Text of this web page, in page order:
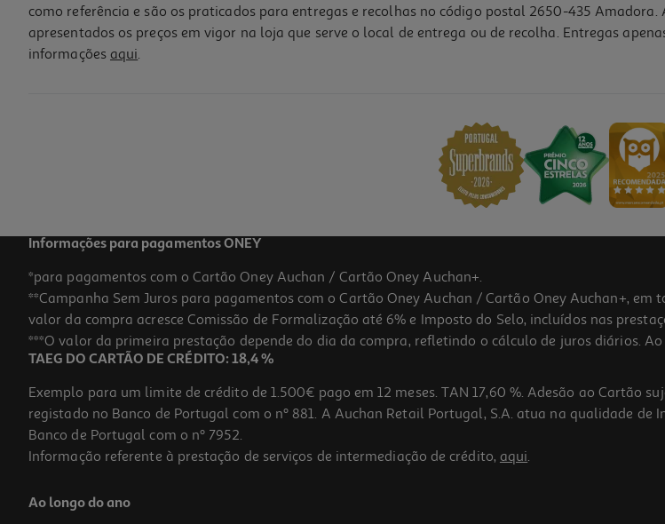
como referência e são os praticados para entregas e recolhas no código postal 2650-435
apresentados os preços em vigor na loja que serve o local de entrega ou de recolha. Entregas
informações aqui.
Informações para pagamentos ONEY
*para pagamentos com o Cartão Oney Auchan / Cartão Oney Auchan+.
**Campanha Sem Juros para pagamentos com o Cartão Oney Auchan / Cartão Oney Auchan+,
valor da compra acresce Comissão de Formalização até 6% e Imposto do Selo, incluídos nas
***O valor da primeira prestação depende do dia da compra, refletindo o cálculo de juros diários.
TAEG DO CARTÃO DE CRÉDITO: 18,4 %
Exemplo para um limite de crédito de 1.500€ pago em 12 meses. TAN 17,60 %. Adesão ao Cartão
registado no Banco de Portugal com o nº 881. A Auchan Retail Portugal, S.A. atua na qualidade
Banco de Portugal com o nº 7952.
Informação referente à prestação de serviços de intermediação de crédito, aqui.
Ao longo do ano